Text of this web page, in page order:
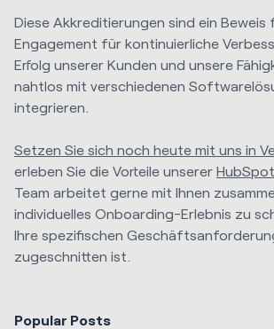
Diese Akkreditierungen sind ein Beweis
Engagement für kontinuierliche
Erfolg unserer Kunden und unsere
nahtlos mit verschiedenen
integrieren.
Setzen Sie sich noch heute mit uns in
erleben Sie die Vorteile unserer
Team arbeitet gerne mit Ihnen
individuelles Onboarding-Erlebnis zu
Ihre spezifischen
zugeschnitten ist.
Popular Posts